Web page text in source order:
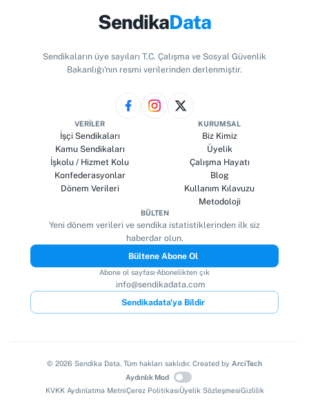
SendikaData
Sendikaların üye sayıları T.C. Çalışma ve Sosyal Güvenlik
Bakanlığı'nın resmi verilerinden derlenmiştir.
VERILER
İşçi Sendikaları
Kamu Sendikaları
İşkolu / Hizmet Kolu
Konfederasyonlar
Dönem Verileri
KURUMSAL
Biz Kimiz
Üyelik
Çalışma Hayatı
Blog
Kullanım Kılavuzu
Metodoloji
BÜLTEN
Yeni dönem verileri ve sendika istatistiklerinden ilk siz
haberdar olun.
Bültene Abone Ol
Abone ol sayfası·Abonelikten çık
info@sendikadata.com
Sendikadata'ya Bildir
© 2026 Sendika Data. Tüm hakları saklıdır. Created by ArciTech
Aydınlık Mod
KVKK Aydınlatma MetniÇerez PolitikasıÜyelik SözleşmesiGizlilik